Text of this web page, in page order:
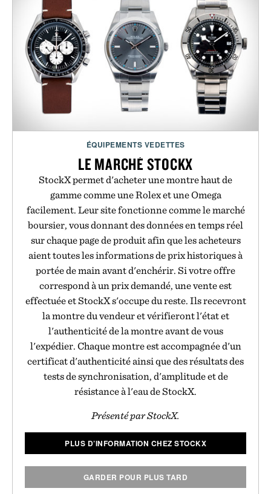
ÉQUIPEMENTS VEDETTES
LE MARCHÉ STOCKX
StockX permet d'acheter une montre haut de
gamme comme une Rolex et une Omega
facilement. Leur site fonctionne comme le marché
boursier, vous donnant des données en temps réel
sur chaque page de produit afin que les acheteurs
aient toutes les informations de prix historiques à
portée de main avant d'enchérir. Si votre offre
correspond à un prix demandé, une vente est
effectuée et StockX s'occupe du reste. Ils recevront
la montre du vendeur et vérifieront l'état et
l'authenticité de la montre avant de vous
l'expédier. Chaque montre est accompagnée d'un
certificat d'authenticité ainsi que des résultats des
tests de synchronisation, d'amplitude et de
résistance à l'eau de StockX.
Présenté par StockX.
PLUS D’INFORMATION CHEZ STOCKX
GARDER POUR PLUS TARD